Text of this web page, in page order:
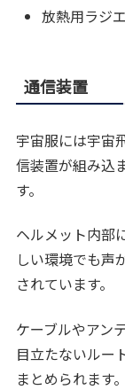
放熱用ラジ
通信装置
宇宙服には宇宙
信装置が組み込
す。
ヘルメット内部
しい環境でも声
されています。
ケーブルやアン
目立たないルー
まとめられます。